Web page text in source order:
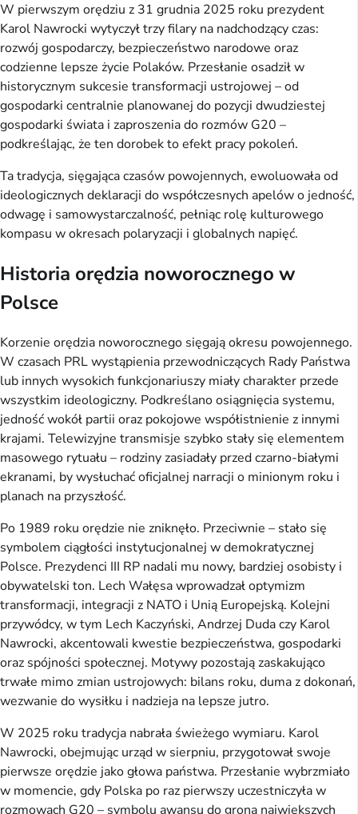
W pierwszym orędziu z 31 grudnia 2025 roku prezydent
Karol Nawrocki wytyczył trzy filary na nadchodzący czas:
rozwój gospodarczy, bezpieczeństwo narodowe oraz
codzienne lepsze życie Polaków. Przesłanie osadził w
historycznym sukcesie transformacji ustrojowej – od
gospodarki centralnie planowanej do pozycji dwudziestej
gospodarki świata i zaproszenia do rozmów G20 –
podkreślając, że ten dorobek to efekt pracy pokoleń.
Ta tradycja, sięgająca czasów powojennych, ewoluowała od
ideologicznych deklaracji do współczesnych apelów o jedność,
odwagę i samowystarczalność, pełniąc rolę kulturowego
kompasu w okresach polaryzacji i globalnych napięć.
Historia orędzia noworocznego w
Polsce
Korzenie orędzia noworocznego sięgają okresu powojennego.
W czasach PRL wystąpienia przewodniczących Rady Państwa
lub innych wysokich funkcjonariuszy miały charakter przede
wszystkim ideologiczny. Podkreślano osiągnięcia systemu,
jedność wokół partii oraz pokojowe współistnienie z innymi
krajami. Telewizyjne transmisje szybko stały się elementem
masowego rytuału – rodziny zasiadały przed czarno-białymi
ekranami, by wysłuchać oficjalnej narracji o minionym roku i
planach na przyszłość.
Po 1989 roku orędzie nie zniknęło. Przeciwnie – stało się
symbolem ciągłości instytucjonalnej w demokratycznej
Polsce. Prezydenci III RP nadali mu nowy, bardziej osobisty i
obywatelski ton. Lech Wałęsa wprowadzał optymizm
transformacji, integracji z NATO i Unią Europejską. Kolejni
przywódcy, w tym Lech Kaczyński, Andrzej Duda czy Karol
Nawrocki, akcentowali kwestie bezpieczeństwa, gospodarki
oraz spójności społecznej. Motywy pozostają zaskakująco
trwałe mimo zmian ustrojowych: bilans roku, duma z dokonań,
wezwanie do wysiłku i nadzieja na lepsze jutro.
W 2025 roku tradycja nabrała świeżego wymiaru. Karol
Nawrocki, obejmując urząd w sierpniu, przygotował swoje
pierwsze orędzie jako głowa państwa. Przesłanie wybrzmiało
w momencie, gdy Polska po raz pierwszy uczestniczyła w
rozmowach G20 – symbolu awansu do grona największych